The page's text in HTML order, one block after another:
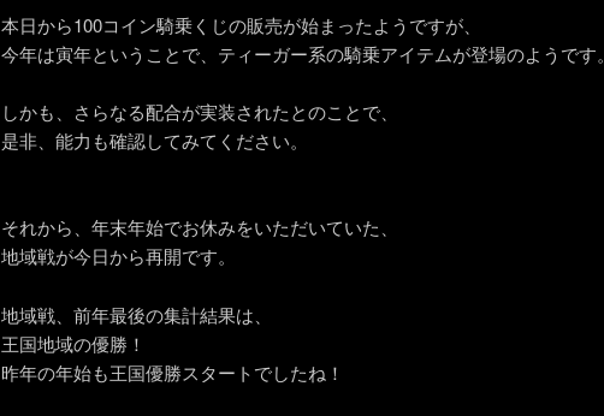
本日から100コイン騎乗くじの販売が始まったようですが、
今年は寅年ということで、ティーガー系の騎乗アイテムが登場のようです。
しかも、さらなる配合が実装されたとのことで、
是非、能力も確認してみてください。
それから、年末年始でお休みをいただいていた、
地域戦が今日から再開です。
地域戦、前年最後の集計結果は、
王国地域の優勝！
昨年の年始も王国優勝スタートでしたね！